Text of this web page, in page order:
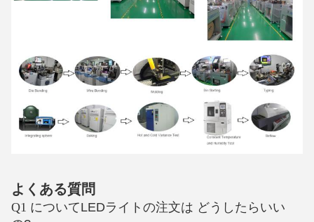
よくある質問
Q1 についてLEDライトの注文は どうしたらいい